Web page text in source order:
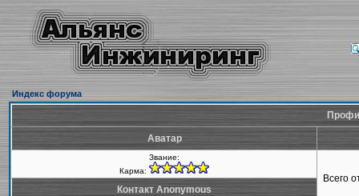
Индекс форума
Аватар
Звание:
Карма:
Всего
Контакт Anonymous